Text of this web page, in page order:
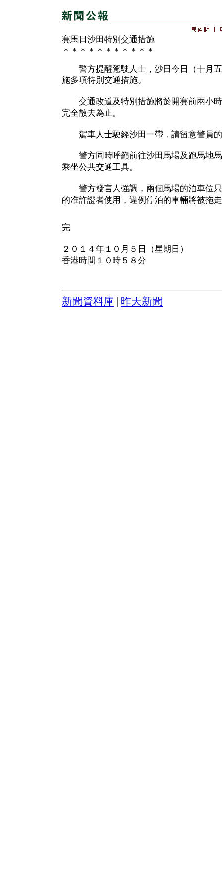
賽馬日沙田特別交通措施
＊＊＊＊＊＊＊＊＊＊＊
警方提醒駕駛人士，沙田今日（十月五
施多項特別交通措施。
交通改道及特別措施將於開賽前兩小時
完全散去為止。
駕車人士駛經沙田一帶，請留意警員的
警方同時呼籲前往沙田馬場及跑馬地馬
乘坐公共交通工具。
警方發言人強調，兩個馬場的泊車位只
的准許證者使用，違例停泊的車輛將被拖
完
２０１４年１０月５日（星期日）
香港時間１０時５８分
新聞資料庫 昨天新聞